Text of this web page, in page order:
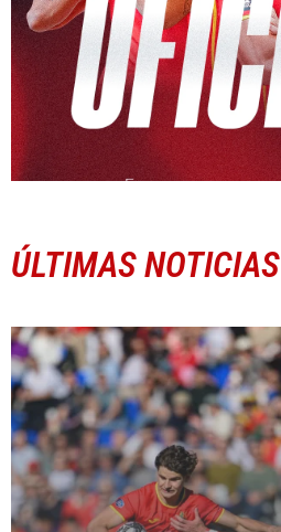
ÚLTIMAS NOTICIAS